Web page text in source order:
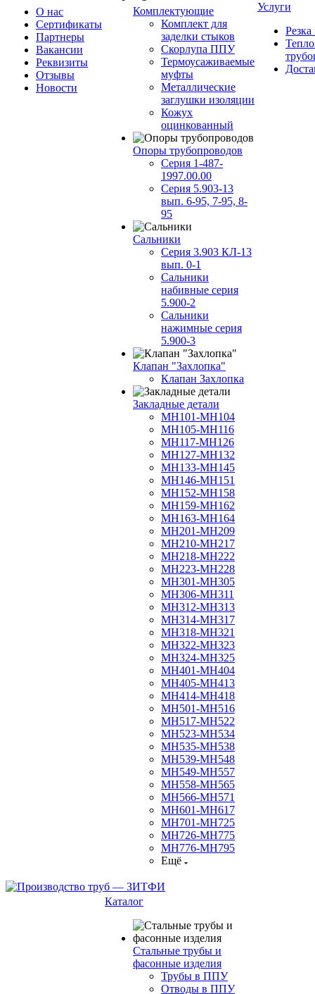
О нас
Сертификаты
Партнеры
Вакансии
Реквизиты
Отзывы
Новости
Комплектующие
Комплект для
заделки стыков
Скорлупа ППУ
Термоусаживаемые
муфты
Металлические
заглушки изоляции
Кожух
оцинкованный
Опоры трубопроводов
Серия 1-487-
1997.00.00
Серия 5.903-13
вып. 6-95, 7-95, 8-
95
Сальники
Серия 3.903 КЛ-13
вып. 0-1
Сальники
набивные серия
5.900-2
Сальники
нажимные серия
5.900-3
Клапан "Захлопка"
Клапан Захлопка
Закладные детали
МН101-МН104
МН105-МН116
МН117-МН126
МН127-МН132
МН133-МН145
МН146-МН151
МН152-МН158
МН159-МН162
МН163-МН164
МН201-МН209
МН210-МН217
МН218-МН222
МН223-МН228
МН301-МН305
МН306-МН311
МН312-МН313
МН314-МН317
МН318-МН321
МН322-МН323
МН324-МН325
МН401-МН404
МН405-МН413
МН414-МН418
МН501-МН516
МН517-МН522
МН523-МН534
МН535-МН538
МН539-МН548
МН549-МН557
МН558-МН565
МН566-МН571
МН601-МН617
МН701-МН725
МН726-МН775
МН776-МН795
Ещё
Услуги
Резка
Каталог
Стальные трубы и
фасонные изделия
Трубы в ППУ
Отводы в ППУ